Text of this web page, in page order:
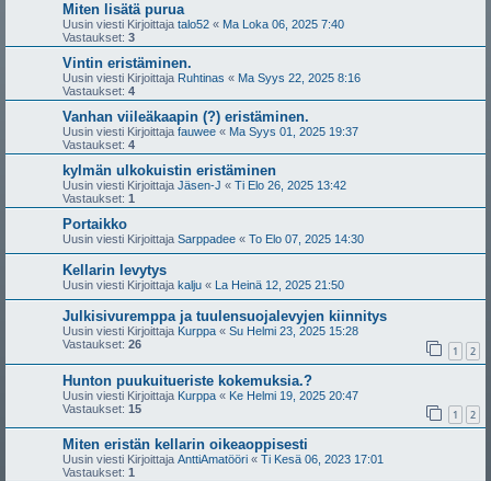
Miten lisätä purua
Uusin viesti Kirjoittaja talo52 « Ma Loka 06, 2025 7:40
Vastaukset: 3
Vintin eristäminen.
Uusin viesti Kirjoittaja Ruhtinas « Ma Syys 22, 2025 8:16
Vastaukset: 4
Vanhan viileäkaapin (?) eristäminen.
Uusin viesti Kirjoittaja fauwee « Ma Syys 01, 2025 19:37
Vastaukset: 4
kylmän ulkokuistin eristäminen
Uusin viesti Kirjoittaja Jäsen-J « Ti Elo 26, 2025 13:42
Vastaukset: 1
Portaikko
Uusin viesti Kirjoittaja Sarppadee « To Elo 07, 2025 14:30
Kellarin levytys
Uusin viesti Kirjoittaja kalju « La Heinä 12, 2025 21:50
Julkisivuremppa ja tuulensuojalevyjen kiinnitys
Uusin viesti Kirjoittaja Kurppa « Su Helmi 23, 2025 15:28
Vastaukset: 26 1 2
Hunton puukuitueriste kokemuksia.?
Uusin viesti Kirjoittaja Kurppa « Ke Helmi 19, 2025 20:47
Vastaukset: 15 1 2
Miten eristän kellarin oikeaoppisesti
Uusin viesti Kirjoittaja AnttiAmatööri « Ti Kesä 06, 2023 17:01
Vastaukset: 1